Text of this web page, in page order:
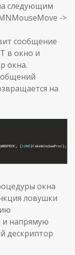
следующим
->
сообщение
в окно и
окна.
на
окна
ловушки
и напрямую
дескриптор